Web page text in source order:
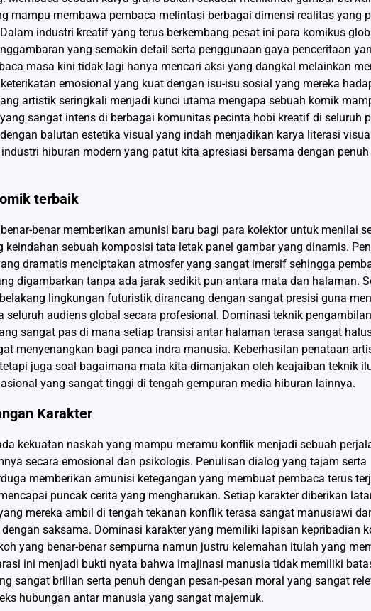
mampu membawa pembaca melintasi berbagai dimensi realitas yang
industri kreatif yang terus berkembang pesat ini para komikus
yang semakin detail serta penggunaan gaya penceritaan
masa kini tidak lagi hanya mencari aksi yang dangkal melainkan
emosional yang kuat dengan isu-isu sosial yang mereka
artistik seringkali menjadi kunci utama mengapa sebuah komik
sangat intens di berbagai komunitas pecinta hobi kreatif di seluruh
balutan estetika visual yang indah menjadikan karya literasi
hiburan modern yang patut kita apresiasi bersama dengan
terbaik
benar memberikan amunisi baru bagi para kolektor untuk menilai
sebuah komposisi tata letak panel gambar yang dinamis.
dramatis menciptakan atmosfer yang sangat imersif sehingga
digambarkan tanpa ada jarak sedikit pun antara mata dan halaman.
lingkungan futuristik dirancang dengan sangat presisi guna
audiens global secara profesional. Dominasi teknik
sangat pas di mana setiap transisi antar halaman terasa sangat
menyenangkan bagi panca indra manusia. Keberhasilan penataan
juga soal bagaimana mata kita dimanjakan oleh keajaiban teknik
yang sangat tinggi di tengah gempuran media hiburan lainnya.
Karakter
kekuatan naskah yang mampu meramu konflik menjadi sebuah
secara emosional dan psikologis. Penulisan dialog yang tajam serta
memberikan amunisi ketegangan yang membuat pembaca terus
puncak cerita yang mengharukan. Setiap karakter diberikan
mereka ambil di tengah tekanan konflik terasa sangat manusiawi
saksama. Dominasi karakter yang memiliki lapisan kepribadian
yang benar-benar sempurna namun justru kelemahan itulah yang
ini menjadi bukti nyata bahwa imajinasi manusia tidak memiliki
sangat brilian serta penuh dengan pesan-pesan moral yang sangat
hubungan antar manusia yang sangat majemuk.